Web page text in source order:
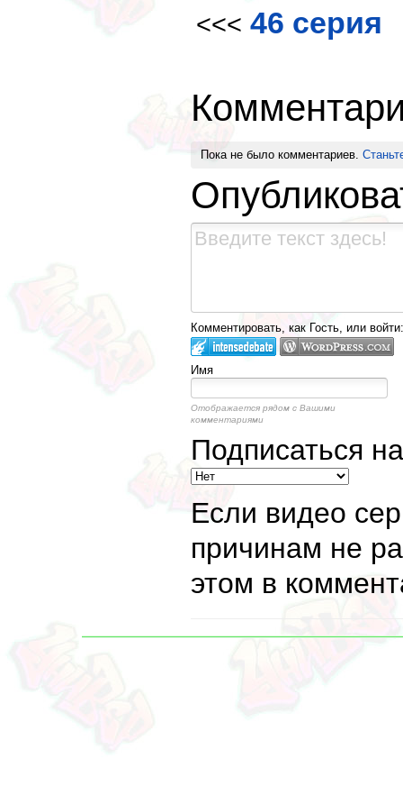
<<< 46 серия
Пока не было комментариев.
Комментировать, как Гость, или войти:
Имя
Отображается рядом с Вашими
комментариями
Подписаться на
Если видео
причинам не
этом в